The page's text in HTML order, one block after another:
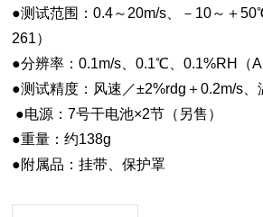
●测试范围：0.4～20m/s、－10～＋
261）
●分辨率：0.1m/s、0.1℃、0.1%RH（
●测试精度：风速／±2%rdg＋0.2m/s
●电源：7号干电池×2节（另售）
●重量：约138g
●附属品：挂带、保护罩